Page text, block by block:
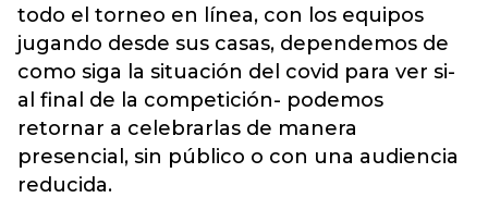
todo el torneo en línea, con los equipos
jugando desde sus casas, dependemos de
como siga la situación del covid para ver si-
al final de la competición- podemos
retornar a celebrarlas de manera
presencial, sin público o con una audiencia
reducida.